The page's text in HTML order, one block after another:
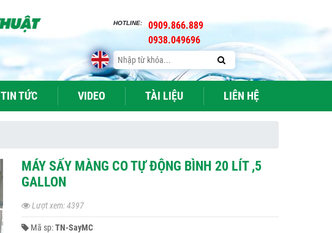
HOTLINE:
0909.866.889
0938.049696
TIN TỨC VIDEO TÀI LIỆU LIÊN HỆ
MÁY SẤY MÀNG CO TỰ ĐỘNG BÌNH 20 LÍT ,5
GALLON
Lượt xem: 4397
Mã sp:TN-SayMC